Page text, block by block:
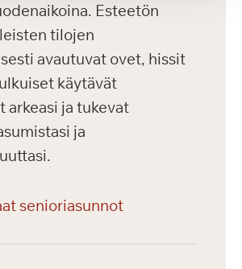
Esteetön
tilojen
avautuvat ovet, hissit
käytävät
arkeasi ja tukevat
ja
senioriasunnot